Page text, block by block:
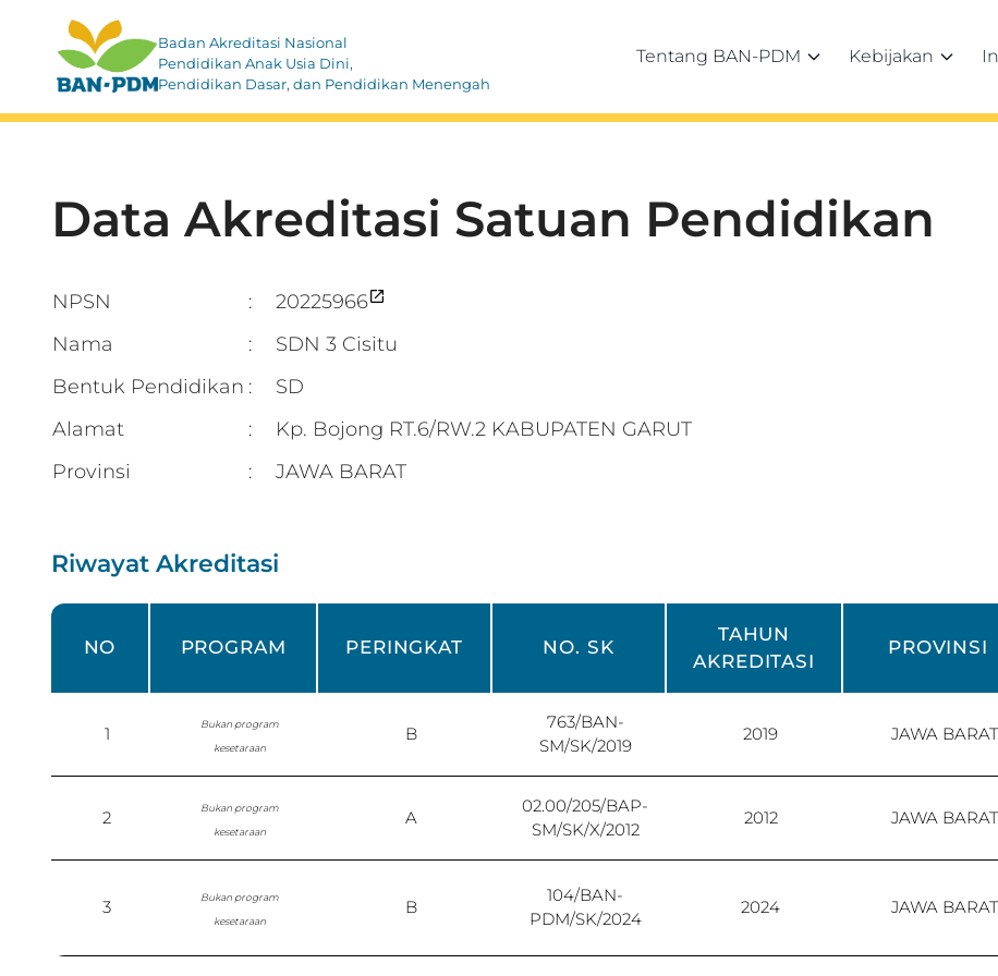
Badan Akreditasi Nasional
Pendidikan Anak Usia Dini,
Pendidikan Dasar, dan Pendidikan Menengah
Tentang BAN-PDM Kebijakan
Data Akreditasi Satuan Pendidikan
NPSN :
20225966
Nama
:
SDN 3 Cisitu
Bentuk Pendidikan :
SD
Alamat
:
Kp. Bojong RT.6/RW.2 KABUPATEN GARUT
Provinsi
: JAWA BARAT
Riwayat Akreditasi
NO PROGRAM PERINGKAT NO. SK
TAHUN
AKREDITASI
PROVINSI
1
Bukan program
kesetaraan
B
763/BAN-
SM/SK/2019
2019 JAWA BARAT
2
Bukan program
kesetaraan
A
02.00/205/BAP-
SM/SK/X/2012
2012 JAWA BARAT
3
Bukan program
kesetaraan
B
104/BAN-
PDM/SK/2024
2024 JAWA BARAT